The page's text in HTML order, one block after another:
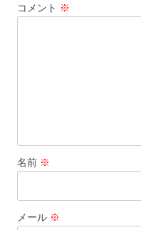
ョ
コメント ※
名前 ※
メール ※